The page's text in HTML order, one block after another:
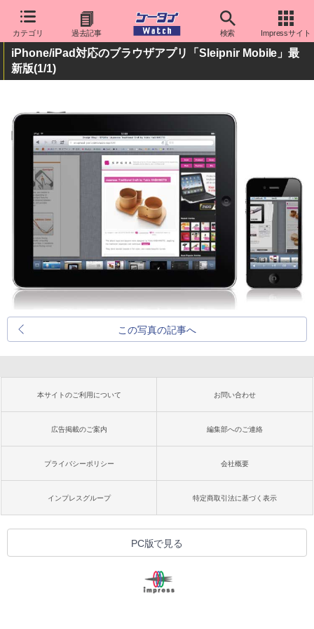
カテゴリ 過去記事 検索 Impressサイト
iPhone/iPad対応のブラウザアプリ「Sleipnir Mobile」最
新版(1/1)
この写真の記事へ
本サイトのご利用について お問い合わせ
広告掲載のご案内 編集部へのご連絡
プライバシーポリシー 会社概要
インプレスグループ 特定商取引法に基づく表示
PC版で見る